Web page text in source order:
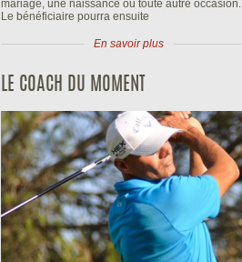
mariage, une naissance ou toute autre occasion.
Le bénéficiaire pourra ensuite
En savoir plus
LE COACH DU MOMENT